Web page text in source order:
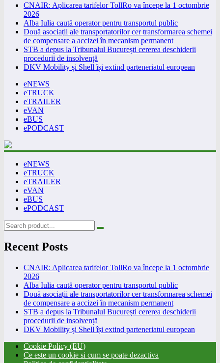
CNAIR: Aplicarea tarifelor TollRo va începe la 1 octombrie
2026
Alba Iulia caută operator pentru transportul public
Două asociații ale transportatorilor cer transformarea schemei
de compensare a accizei în mecanism permanent
STB a depus la Tribunalul București cererea deschiderii
procedurii de insolvență
DKV Mobility și Shell își extind parteneriatul european
eNEWS
eTRUCK
eTRAILER
eVAN
eBUS
ePODCAST
eNEWS
eTRUCK
eTRAILER
eVAN
eBUS
ePODCAST
Recent Posts
CNAIR: Aplicarea tarifelor TollRo va începe la 1 octombrie
2026
Alba Iulia caută operator pentru transportul public
Două asociații ale transportatorilor cer transformarea schemei
de compensare a accizei în mecanism permanent
STB a depus la Tribunalul București cererea deschiderii
procedurii de insolvență
DKV Mobility și Shell își extind parteneriatul european
Cookie Policy (EU)
Ce este un cookie si cum se poate dezactiva